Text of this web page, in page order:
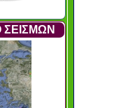
ΣΕΙΣΜΩΝ